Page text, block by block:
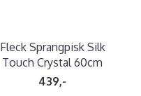
Fleck Sprangpisk Silk
Touch Crystal 60cm
439,-